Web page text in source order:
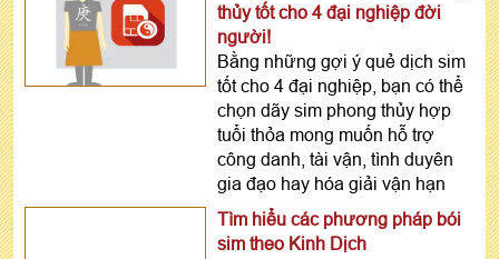
thủy tốt cho 4 đại nghiệp đời
người!
Bằng những gợi ý quẻ dịch sim
tốt cho 4 đại nghiệp, bạn có thể
chọn dãy sim phong thủy hợp
tuổi thỏa mong muốn hỗ trợ
công danh, tài vận, tình duyên
gia đạo hay hóa giải vận hạn
Tìm hiểu các phương pháp bói
sim theo Kinh Dịch